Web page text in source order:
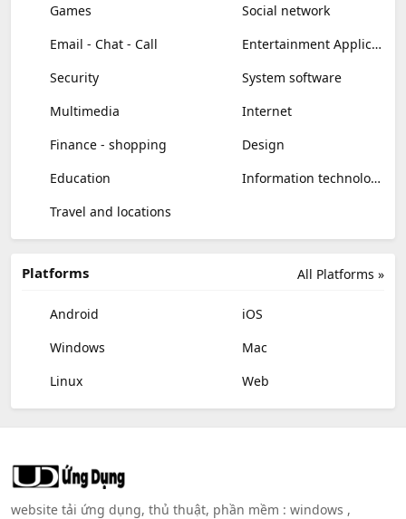
Games
Social network
Email - Chat - Call
Entertainment Applications
Security
System software
Multimedia
Internet
Finance - shopping
Design
Education
Information technology
Travel and locations
All Platforms »
Platforms
Android
iOS
Windows
Mac
Linux
Web
website tải ứng dụng, thủ thuật, phần mềm : windows ,